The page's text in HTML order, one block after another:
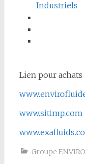
Industriels
Lien pour achats :
www.sitimp.com
Groupe